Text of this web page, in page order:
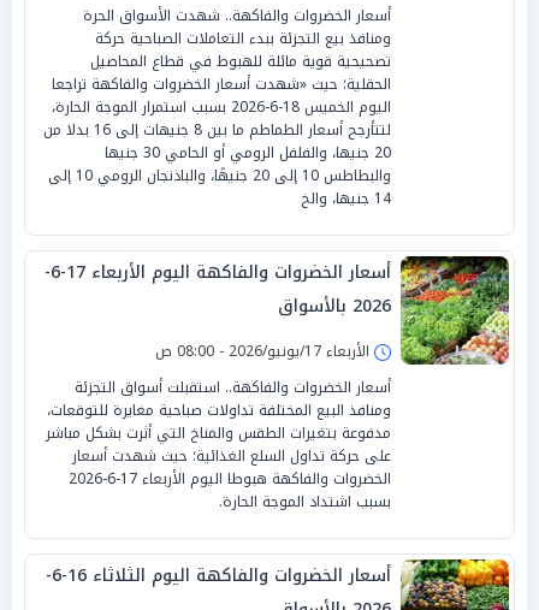
أسعار الخضروات والفاكهة.. شهدت الأسواق الحرة
ومنافذ بيع التجزئة ببدء التعاملات الصباحية حركة
تصحيحية قوية مائلة للهبوط في قطاع المحاصيل
الحقلية؛ حيث «شهدت أسعار الخضروات والفاكهة تراجعا
اليوم الخميس 18-6-2026 بسبب استمرار الموجة الحارة،
لتتأرجح أسعار الطماطم ما بين 8 جنيهات إلى 16 بدلا من
20 جنيها، والفلفل الرومي أو الحامي 30 جنيها
والبطاطس 10 إلى 20 جنيهًا، والباذنجان الرومي 10 إلى
14 جنيها، والخ
أسعار الخضروات والفاكهة اليوم الأربعاء 17-6-
2026 بالأسواق
الأربعاء 17/يونيو/2026 - 08:00 ص
أسعار الخضروات والفاكهة.. استقبلت أسواق التجزئة
ومنافذ البيع المختلفة تداولات صباحية مغايرة للتوقعات،
مدفوعة بتغيرات الطقس والمناخ التي أثرت بشكل مباشر
على حركة تداول السلع الغذائية؛ حيث شهدت أسعار
الخضروات والفاكهة هبوطا اليوم الأربعاء 17-6-2026
بسبب اشتداد الموجة الحارة.
أسعار الخضروات والفاكهة اليوم الثلاثاء 16-6-